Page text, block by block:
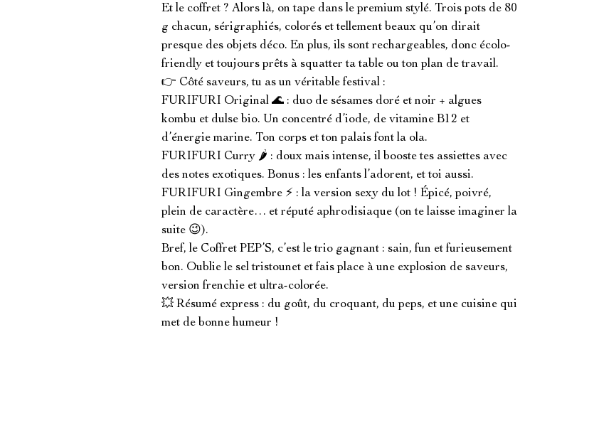
Et le coffret ? Alors là, on tape dans le premium stylé. Trois pots de 80
g chacun, sérigraphiés, colorés et tellement beaux qu’on dirait
presque des objets déco. En plus, ils sont rechargeables, donc écolo-
friendly et toujours prêts à squatter ta table ou ton plan de travail.
👉 Côté saveurs, tu as un véritable festival :
FURIFURI Original 🌊 : duo de sésames doré et noir + algues
kombu et dulse bio. Un concentré d’iode, de vitamine B12 et
d’énergie marine. Ton corps et ton palais font la ola.
FURIFURI Curry 🌶️ : doux mais intense, il booste tes assiettes avec
des notes exotiques. Bonus : les enfants l’adorent, et toi aussi.
FURIFURI Gingembre ⚡ : la version sexy du lot ! Épicé, poivré,
plein de caractère… et réputé aphrodisiaque (on te laisse imaginer la
suite 😉).
Bref, le Coffret PEP’S, c’est le trio gagnant : sain, fun et furieusement
bon. Oublie le sel tristounet et fais place à une explosion de saveurs,
version frenchie et ultra-colorée.
💥 Résumé express : du goût, du croquant, du peps, et une cuisine qui
met de bonne humeur !